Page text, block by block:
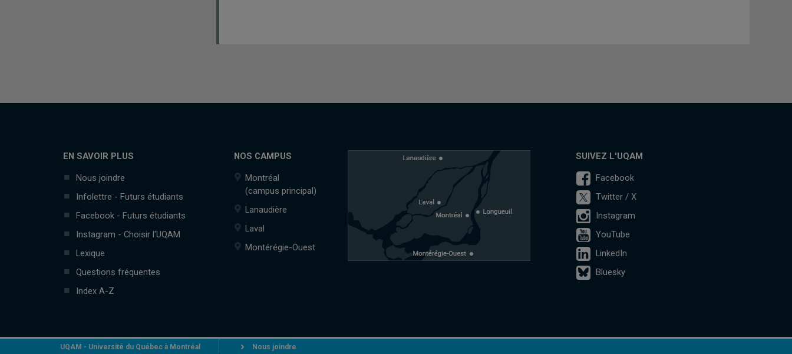
EN SAVOIR PLUS
Nous joindre
Infolettre - Futurs étudiants
Facebook - Futurs étudiants
Instagram - Choisir l'UQAM
Lexique
Questions fréquentes
Index A-Z
NOS CAMPUS
Montréal
(campus principal)
Lanaudière
Laval
Montérégie-Ouest
SUIVEZ L'UQAM
Facebook
Twitter / X
Instagram
YouTube
LinkedIn
Bluesky
UQAM - Université du Québec à Montréal Nous joindre